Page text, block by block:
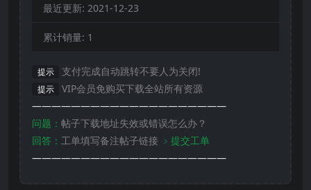
最近更新: 2021-12-23
累计销量: 1
提示 支付完成自动跳转不要人为关闭!
提示
VIP会员免购买下载全站所有资源
————————————————————
问题： 帖子下载地址失效或错误怎么办？
回答： 工单填写备注帖子链接 ﹥提交工单
————————————————————